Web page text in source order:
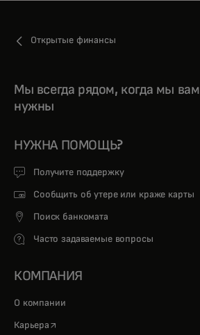
Открытые финансы
Мы всегда рядом, когда мы вам
нужны
НУЖНА ПОМОЩЬ?
Получите поддержку
Сообщить об утере или краже карты
Поиск банкомата
Часто задаваемые вопросы
КОМПАНИЯ
О компании
Карьера opens in a new tab